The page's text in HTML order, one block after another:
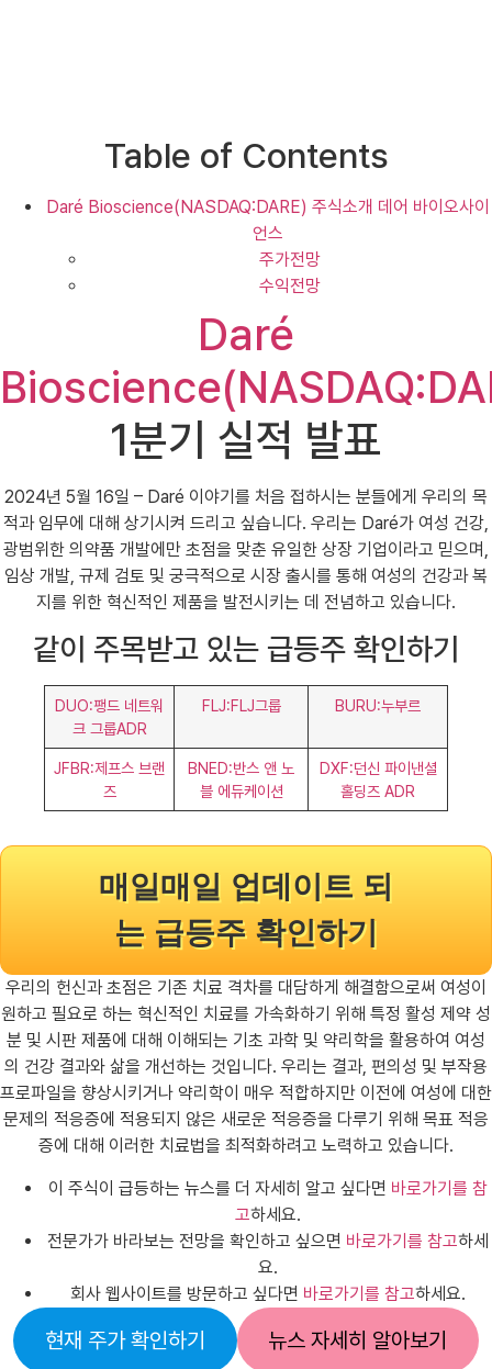
Table of Contents
Daré Bioscience(NASDAQ:DARE) 주식소개 데어 바이오사이
언스
주가전망
수익전망
Daré
1분기 실적 발표
2024년 5월 16일 – Daré 이야기를 처음 접하시는 분들에게 우리의 목
적과 임무에 대해 상기시켜 드리고 싶습니다. 우리는 Daré가 여성 건강,
광범위한 의약품 개발에만 초점을 맞춘 유일한 상장 기업이라고 믿으며,
임상 개발, 규제 검토 및 궁극적으로 시장 출시를 통해 여성의 건강과 복
지를 위한 혁신적인 제품을 발전시키는 데 전념하고 있습니다.
같이 주목받고 있는 급등주 확인하기
DUO:팽드 네트워
크 그룹ADR
FLJ:FLJ그룹 BURU:누부르
JFBR:제프스 브랜
즈
BNED:반스 앤 노
블 에듀케이션
DXF:던신 파이낸셜
홀딩즈 ADR
매일매일 업데이트 되
는 급등주 확인하기
우리의 헌신과 초점은 기존 치료 격차를 대담하게 해결함으로써 여성이
원하고 필요로 하는 혁신적인 치료를 가속화하기 위해 특정 활성 제약 성
분 및 시판 제품에 대해 이해되는 기초 과학 및 약리학을 활용하여 여성
의 건강 결과와 삶을 개선하는 것입니다. 우리는 결과, 편의성 및 부작용
프로파일을 향상시키거나 약리학이 매우 적합하지만 이전에 여성에 대한
문제의 적응증에 적용되지 않은 새로운 적응증을 다루기 위해 목표 적응
증에 대해 이러한 치료법을 최적화하려고 노력하고 있습니다.
이 주식이 급등하는 뉴스를 더 자세히 알고 싶다면 바로가기를 참
고하세요.
전문가가 바라보는 전망을 확인하고 싶으면 바로가기를 참고하세
요.
회사 웹사이트를 방문하고 싶다면 바로가기를 참고하세요.
현재 주가 확인하기 뉴스 자세히 알아보기